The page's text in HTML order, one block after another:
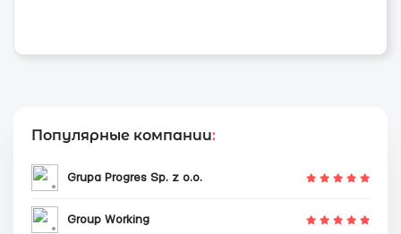
Популярные компании:
Grupa Progres Sp. z o.o.
Group Working